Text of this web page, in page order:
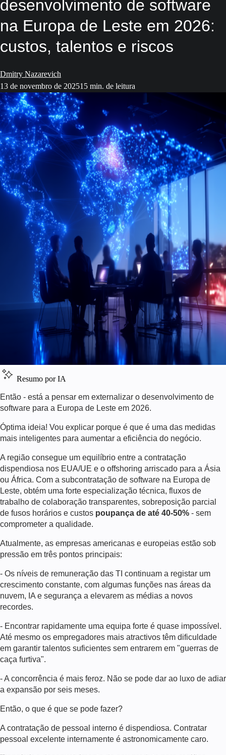
desenvolvimento de software
na Europa de Leste em 2026:
custos, talentos e riscos
Dmitry Nazarevich
13 de novembro de 202515 min. de leitura
Resumo por IA
Então - está a pensar em externalizar o desenvolvimento de
software para a Europa de Leste em 2026.
Óptima ideia! Vou explicar porque é que é uma das medidas
mais inteligentes para aumentar a eficiência do negócio.
A região consegue um equilíbrio entre a contratação
dispendiosa nos EUA/UE e o offshoring arriscado para a Ásia
ou África. Com a subcontratação de software na Europa de
Leste, obtém uma forte especialização técnica, fluxos de
trabalho de colaboração transparentes, sobreposição parcial
de fusos horários e custos poupança de até 40-50% - sem
comprometer a qualidade.
Atualmente, as empresas americanas e europeias estão sob
pressão em três pontos principais:
- Os níveis de remuneração das TI continuam a registar um
crescimento constante, com algumas funções nas áreas da
nuvem, IA e segurança a elevarem as médias a novos
recordes.
- Encontrar rapidamente uma equipa forte é quase impossível.
Até mesmo os empregadores mais atractivos têm dificuldade
em garantir talentos suficientes sem entrarem em "guerras de
caça furtiva".
- A concorrência é mais feroz. Não se pode dar ao luxo de adiar
a expansão por seis meses.
Então, o que é que se pode fazer?
A contratação de pessoal interno é dispendiosa. Contratar
pessoal excelente internamente é astronomicamente caro.